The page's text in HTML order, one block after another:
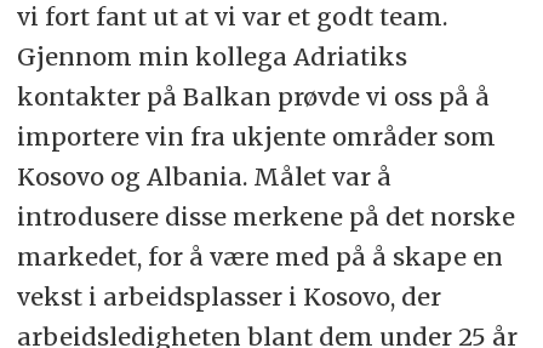
vi fort fant ut at vi var et godt team.
Gjennom min kollega Adriatiks
kontakter på Balkan prøvde vi oss på å
importere vin fra ukjente områder som
Kosovo og Albania. Målet var å
introdusere disse merkene på det norske
markedet, for å være med på å skape en
vekst i arbeidsplasser i Kosovo, der
arbeidsledigheten blant dem under 25 år